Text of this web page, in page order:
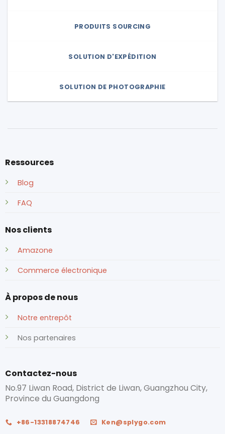
PRODUITS SOURCING
SOLUTION D'EXPÉDITION
SOLUTION DE PHOTOGRAPHIE
Ressources
Blog
FAQ
Nos clients
Amazone
Commerce électronique
À propos de nous
Notre entrepôt
Nos partenaires
Contactez-nous
No.97 Liwan Road, District de Liwan, Guangzhou City,
Province du Guangdong
+86-13318874746 Ken@splygo.com